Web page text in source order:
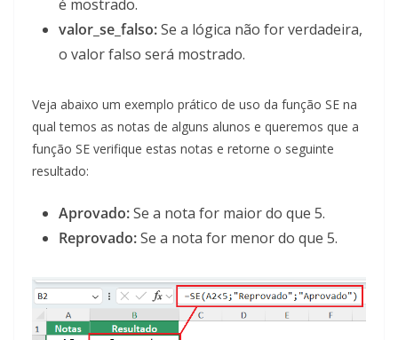
é mostrado.
valor_se_falso:Se a lógica não for verdadeira,
o valor falso será mostrado.
Veja abaixo um exemplo prático de uso da função SE na
qual temos as notas de alguns alunos e queremos que a
função SE verifique estas notas e retorne o seguinte
resultado:
Aprovado:Se a nota for maior do que 5.
Reprovado:Se a nota for menor do que 5.